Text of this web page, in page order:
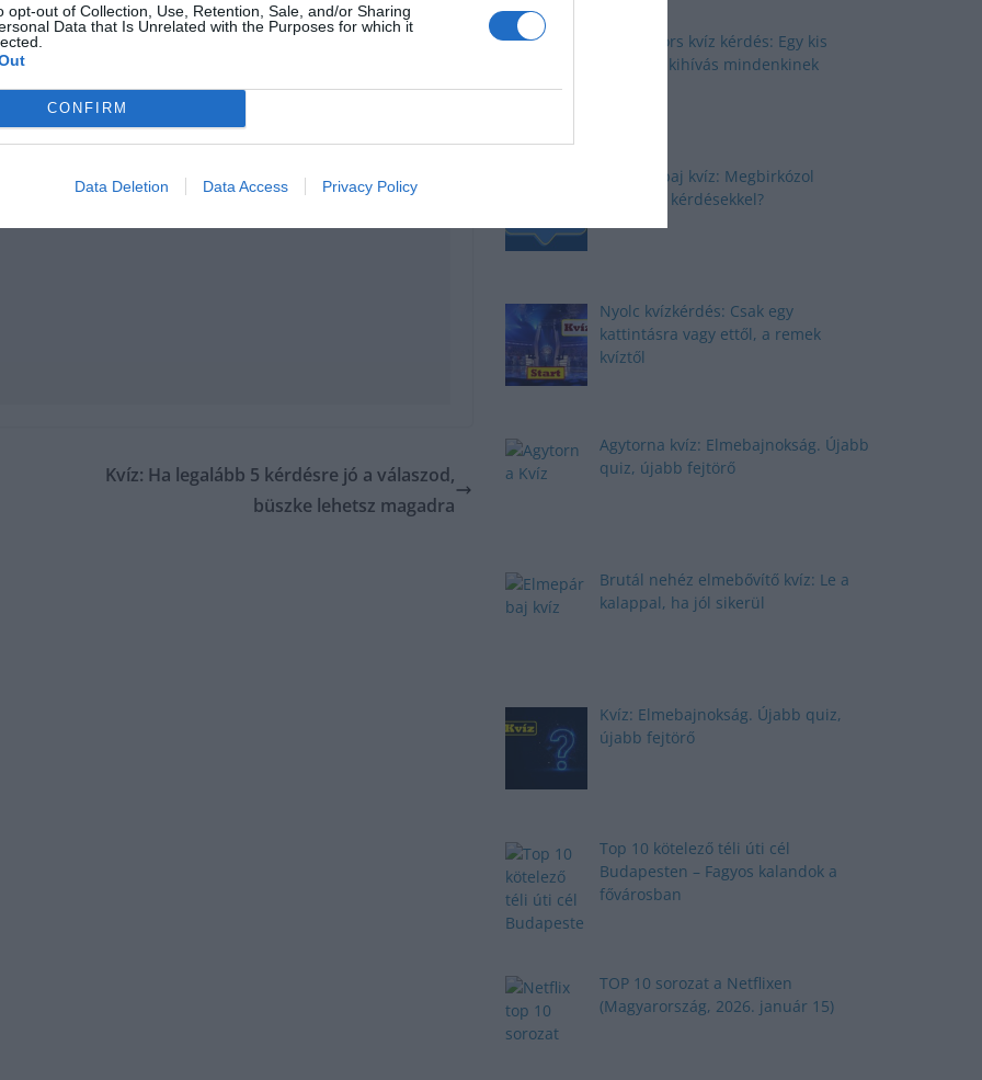
opt-out of Collection, Use, Retention, Sale, and/or Sharing
Data that Is Unrelated with the Purposes for which it
CONFIRM
Data Deletion Data Access Privacy Policy
Kvíz: Ha legalább 5 kérdésre jó a válaszod,
büszke lehetsz magadra
Nyolc gyors kvíz kérdés: Egy kis
izgalmas kihívás mindenkinek
Elmepárbaj kvíz: Megbirkózol
ezekkel a kérdésekkel?
Nyolc kvízkérdés: Csak egy
kattintásra vagy ettől, a remek
kvíztől
Agytorna kvíz: Elmebajnokság. Újabb
quiz, újabb fejtörő
Brutál nehéz elmebővítő kvíz: Le a
kalappal, ha jól sikerül
Kvíz: Elmebajnokság. Újabb quiz,
újabb fejtörő
Top 10 kötelező téli úti cél
Budapesten – Fagyos kalandok a
fővárosban
TOP 10 sorozat a Netflixen
(Magyarország, 2026. január 15)